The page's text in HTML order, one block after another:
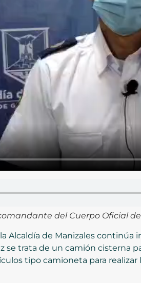
del Cuerpo Oficial
Alcaldía de Manizales
se trata de un camión cisterna
tipo camioneta para